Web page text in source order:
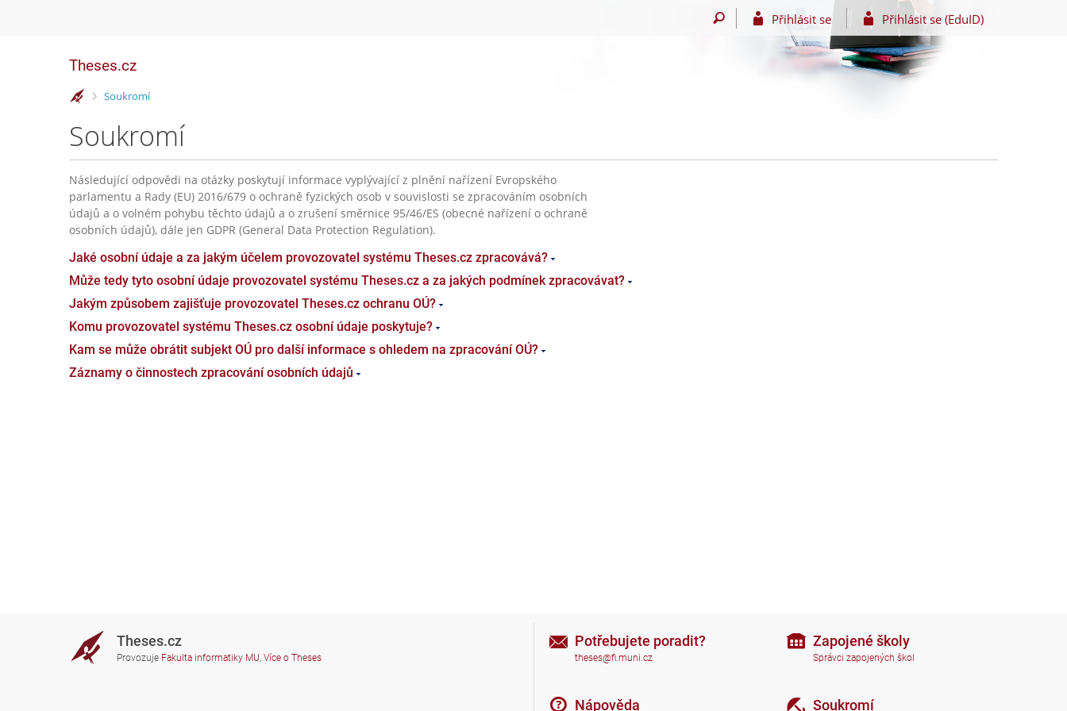
Přihlásit se Přihlásit se (EduID)
Theses.cz
>
Soukromí
Soukromí
Následující odpovědi na otázky poskytují informace vyplývající z plnění nařízení Evropského
parlamentu a Rady (EU) 2016/679 o ochraně fyzických osob v souvislosti se zpracováním osobních
údajů a o volném pohybu těchto údajů a o zrušení směrnice 95/46/ES (obecné nařízení o ochraně
osobních údajů), dále jen GDPR (General Data Protection Regulation).
Jaké osobní údaje a za jakým účelem provozovatel systému Theses.cz zpracovává?
Může tedy tyto osobní údaje provozovatel systému Theses.cz a za jakých podmínek zpracovávat?
Jakým způsobem zajišťuje provozovatel Theses.cz ochranu OÚ?
Komu provozovatel systému Theses.cz osobní údaje poskytuje?
Kam se může obrátit subjekt OÚ pro další informace s ohledem na zpracování OÚ?
Záznamy o činnostech zpracování osobních údajů
Theses.cz
Provozuje Fakulta informatiky MU, Více o Theses
Potřebujete poradit?
theses@fi.muni.cz
Nápověda
Zapojené školy
Správci zapojených škol
Soukromí